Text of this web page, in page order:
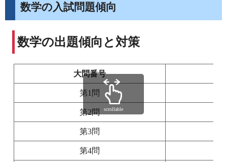
数学の入試問題傾向
数学の出題傾向と対策
大問番号
第1問
第2問
第3問
第4問
scrollable